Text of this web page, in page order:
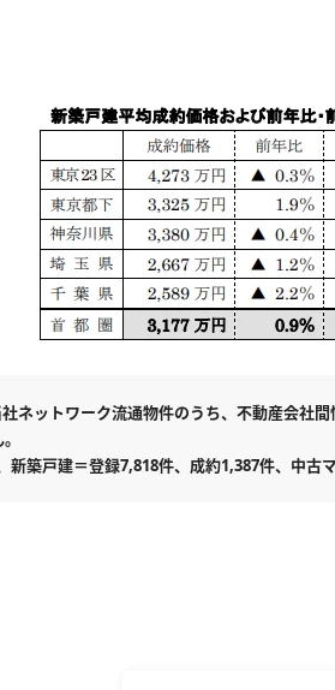
ネットワーク流通物件のうち、不動産会社
築戸建＝登録7,818件、成約1,387件、中古